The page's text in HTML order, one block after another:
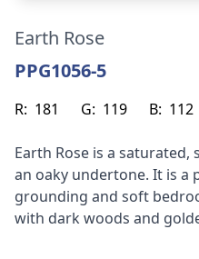
Earth Rose
PPG1056-5
R: 181 G: 119 B: 112
Earth Rose is a
an oaky undertone. It is a
grounding and soft
with dark woods and